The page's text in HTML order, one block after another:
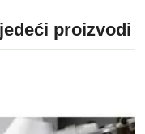
proizvodi